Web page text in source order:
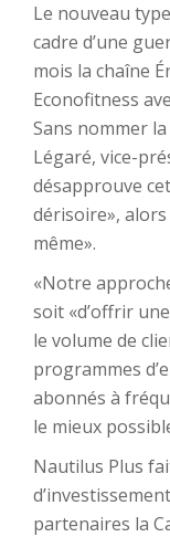
Le nouveau
cadre d’une
mois la chaîne
Econofitness
Sans nommer
Légaré, vice-
désapprouve
dérisoire»,
même».
«Notre
soit «d’offrir
le volume de
programmes
abonnés à
le mieux
Nautilus Plus
partenaires la